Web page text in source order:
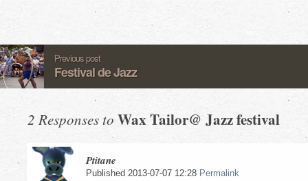
Previous post
Festival de Jazz
2 Responses to Wax Tailor@ Jazz festival
Ptitane
Published 2013-07-07 12:28 Permalink